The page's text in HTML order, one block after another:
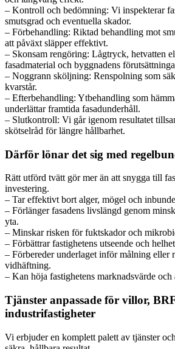
– Kontroll och bedömning: Vi inspekterar
smutsgrad och eventuella skador.
– Förbehandling: Riktad behandling mot
att påväxt släpper effektivt.
– Skonsam rengöring: Lågtryck, hetvatten
fasadmaterial och byggnadens
– Noggrann sköljning: Renspolning som
kvarstår.
– Efterbehandling: Ytbehandling som
underlättar framtida fasadunderhåll.
– Slutkontroll: Vi går igenom resultatet
skötselråd för längre hållbarhet.
Därför lönar det sig med
Rätt utförd tvätt gör mer än att snygga till
investering.
– Tar effektivt bort alger, mögel och
– Förlänger fasadens livslängd genom
yta.
– Minskar risken för fuktskador och
– Förbättrar fastighetens utseende och
– Förbereder underlaget inför målning eller
vidhäftning.
– Kan höja fastighetens marknadsvärde
Tjänster anpassade för villor,
industrifastigheter
Vi erbjuder en komplett palett av tjänster